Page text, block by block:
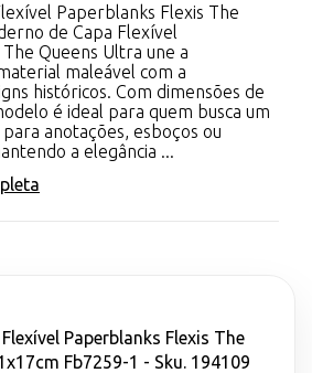
Paperblanks Flexis The
de Capa Flexível
Queens Ultra une a
maleável com a
históricos. Com dimensões de
é ideal para quem busca um
anotações, esboços ou
a elegância ...
Paperblanks Flexis The
Fb7259-1 - Sku. 194109